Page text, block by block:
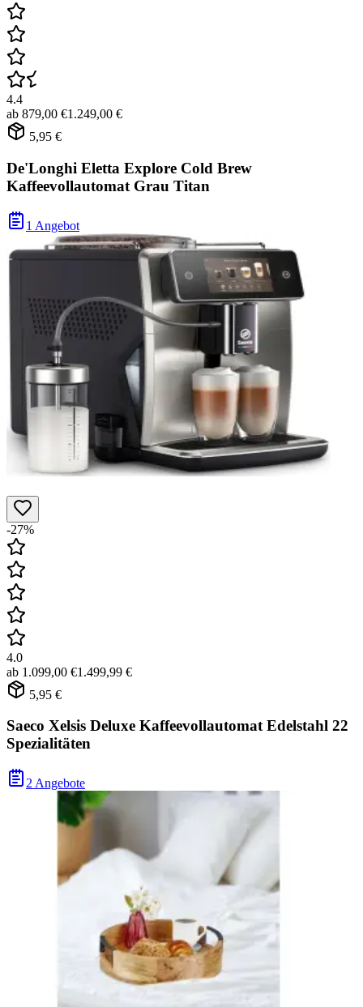
4.4
ab 879,00 €1.249,00 €
5,95 €
De'Longhi Eletta Explore Cold Brew
Kaffeevollautomat Grau Titan
1 Angebot
-27%
4.0
ab 1.099,00 €1.499,99 €
5,95 €
Saeco Xelsis Deluxe Kaffeevollautomat Edelstahl 22
Spezialitäten
2 Angebote